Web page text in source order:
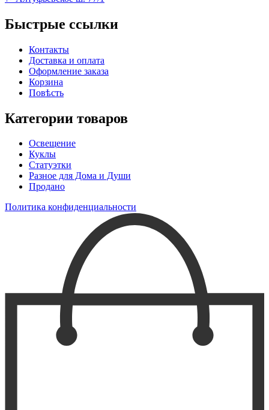
Быстрые ссылки
Контакты
Доставка и оплата
Оформление заказа
Корзина
Повѣсть
Категории товаров
Освещение
Куклы
Статуэтки
Разное для Дома и Души
Продано
Политика конфиденциальности